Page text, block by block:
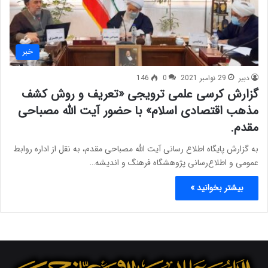
خبر
دبیر 29 نوامبر 2021 0
146
گزارش کرسی علمی ترویجی «تعریف و روش کشف
مذهب اقتصادی اسلام» با حضور آیت الله مصباحی
مقدم.
به گزارش پایگاه اطلاع رسانی آیت الله مصباحی مقدم، به نقل از اداره روابط
عمومی و اطلاع‌رسانی پژوهشگاه فرهنگ و اندیشه…
بیشتر بخوانید »